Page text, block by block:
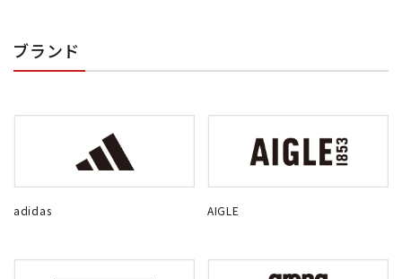
ブランド
adidas AIGLE